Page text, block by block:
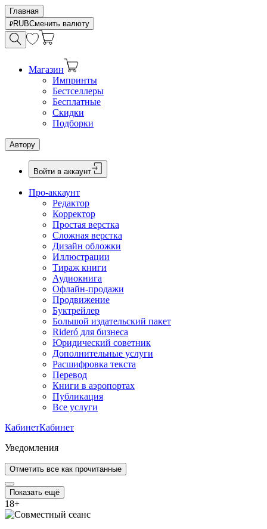
Главная
RUBСменить валюту
Магазин
Импринты
Бестселлеры
Бесплатные
Скидки
Подборки
Автору
Войти в аккаунт
Про-аккаунт
Редактор
Корректор
Простая верстка
Сложная верстка
Дизайн обложки
Иллюстрации
Тираж книги
Аудиокнига
Офлайн-продажи
Продвижение
Буктрейлер
Большой издательский пакет
Rideró для бизнеса
Юридический советник
Дополнительные услуги
Расшифровка текста
Перевод
Книги в аэропортах
Публикация
Все услуги
КабинетКабинет
Уведомления
Отметить все как прочитанные
Показать ещё
18+